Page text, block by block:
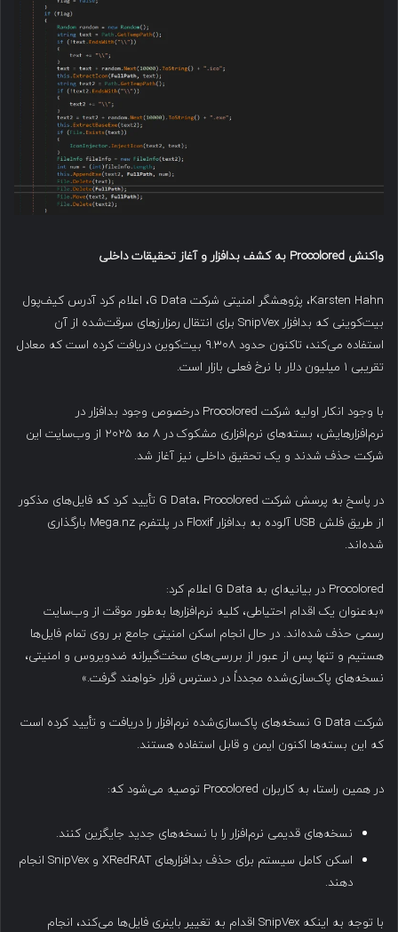
واکنش به کشف بدافزار و آغاز تحقیقات داخلی
Karsten Hahn، پژوهشگر امنیتی شرکت G Data، اعلام کرد آدرس کیف‌پول
بیت‌کوینی که بدافزار SnipVex برای انتقال رمزارزهای سرقت‌شده از آن
استفاده می‌کند، تاکنون حدود ۹.۳۰۸ بیت‌کوین دریافت کرده است که معادل
تقریبی ۱ میلیون دلار با نرخ فعلی بازار است.
با وجود انکار اولیه شرکت Procolored درخصوص وجود بدافزار در
نرم‌افزارهایش، بسته‌های نرم‌افزاری مشکوک در ۸ مه ۲۰۲۵ از وب‌سایت این
شرکت حذف شدند و یک تحقیق داخلی نیز آغاز شد.
در پاسخ به پرسش شرکت G Data، Procolored تأیید کرد که فایل‌های مذکور
از طریق فلش USB آلوده به بدافزار Floxif در پلتفرم Mega.nz بارگذاری
شده‌اند.
Procolored در بیانیه‌ای به G Data اعلام کرد:
«به‌عنوان یک اقدام احتیاطی، کلیه نرم‌افزارها به‌طور موقت از وب‌سایت
رسمی حذف شده‌اند. در حال انجام اسکن امنیتی جامع بر روی تمام فایل‌ها
هستیم و تنها پس از عبور از بررسی‌های سخت‌گیرانه ضدویروس و امنیتی،
نسخه‌های پاک‌سازی‌شده مجدداً در دسترس قرار خواهند گرفت.»
شرکت G Data نسخه‌های پاک‌سازی‌شده نرم‌افزار را دریافت و تأیید کرده است
که این بسته‌ها اکنون ایمن و قابل استفاده هستند.
در همین راستا، به کاربران Procolored توصیه می‌شود که:
نسخه‌های قدیمی نرم‌افزار را با نسخه‌های جدید جایگزین کنند.
اسکن کامل سیستم برای حذف بدافزارهای XRedRAT و SnipVex انجام
دهند.
با توجه به اینکه SnipVex اقدام به تغییر باینری فایل‌ها می‌کند، انجام